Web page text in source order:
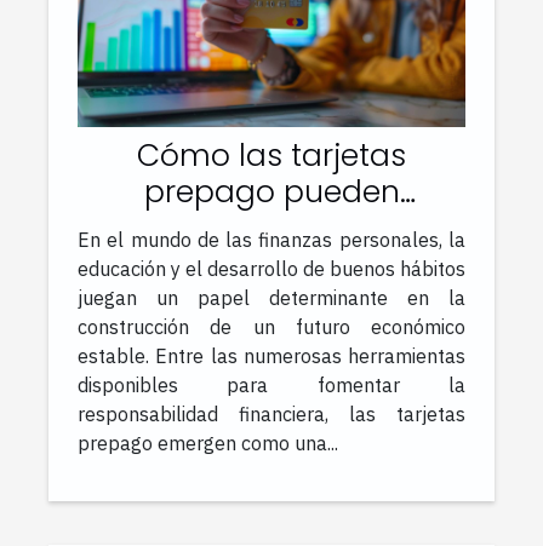
Cómo las tarjetas
prepago pueden
fomentar la
responsabilidad
financiera en jóvenes
En el mundo de las finanzas personales, la
educación y el desarrollo de buenos hábitos
juegan un papel determinante en la
construcción de un futuro económico
estable. Entre las numerosas herramientas
disponibles para fomentar la
responsabilidad financiera, las tarjetas
prepago emergen como una...